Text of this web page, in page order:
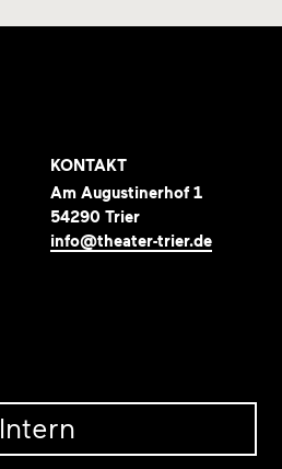
KONTAKT
Am Augustinerhof 1
54290 Trier
info@theater-trier.de
Intern